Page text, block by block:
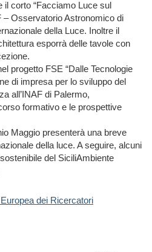
il corto “Facciamo Luce sul
– Osservatorio Astronomico di
della Luce. Inoltre il
esporrà delle tavole con
progetto FSE “Dalle Tecnologie
di impresa per lo sviluppo del
all’INAF di Palermo,
formativo e le prospettive
Maggio presenterà una breve
della luce. A seguire, alcuni
del SiciliAmbiente
dei Ricercatori